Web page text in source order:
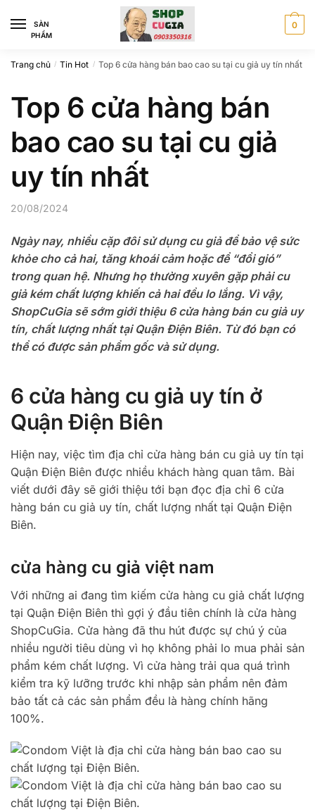
navigation
content
SÀN
PHẨM
0
Trang chủ / Tin Hot / Top 6 cửa hàng bán bao cao su tại cu giả uy tín nhất
Top 6 cửa hàng bán
bao cao su tại cu giả
uy tín nhất
20/08/2024
Ngày nay, nhiều cặp đôi sử dụng cu giả để bảo vệ sức
khỏe cho cả hai, tăng khoái cảm hoặc để “đổi gió”
trong quan hệ. Nhưng họ thường xuyên gặp phải cu
giả kém chất lượng khiến cả hai đều lo lắng. Vì vậy,
ShopCuGia sẽ sớm giới thiệu 6 cửa hàng bán cu giả uy
tín, chất lượng nhất tại Quận Điện Biên. Từ đó bạn có
thể có được sản phẩm gốc và sử dụng.
6 cửa hàng cu giả uy tín ở
Quận Điện Biên
Hiện nay, việc tìm địa chỉ cửa hàng bán cu giả uy tín tại
Quận Điện Biên được nhiều khách hàng quan tâm. Bài
viết dưới đây sẽ giới thiệu tới bạn đọc địa chỉ 6 cửa
hàng bán cu giả uy tín, chất lượng nhất tại Quận Điện
Biên.
cửa hàng cu giả việt nam
Với những ai đang tìm kiếm cửa hàng cu giả chất lượng
tại Quận Điện Biên thì gợi ý đầu tiên chính là cửa hàng
ShopCuGia. Cửa hàng đã thu hút được sự chú ý của
nhiều người tiêu dùng vì họ không phải lo mua phải sản
phẩm kém chất lượng. Vì cửa hàng trải qua quá trình
kiểm tra kỹ lưỡng trước khi nhập sản phẩm nên đảm
bảo tất cả các sản phẩm đều là hàng chính hãng
100%.